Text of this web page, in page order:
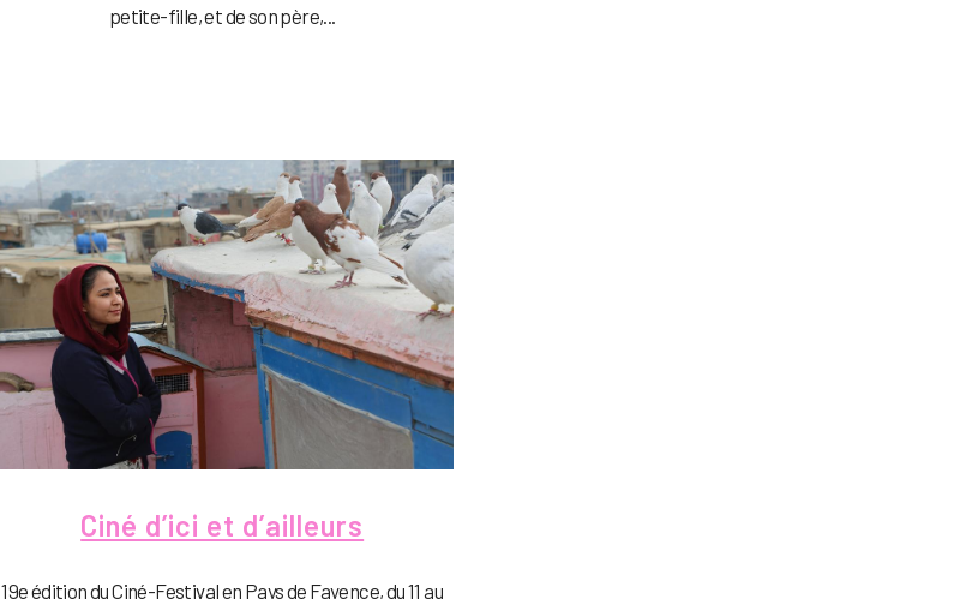
petite-fille, et de son père,...
Ciné d’ici et d’ailleurs
19e édition du Ciné-Festival en Pays de Fayence, du 11 au